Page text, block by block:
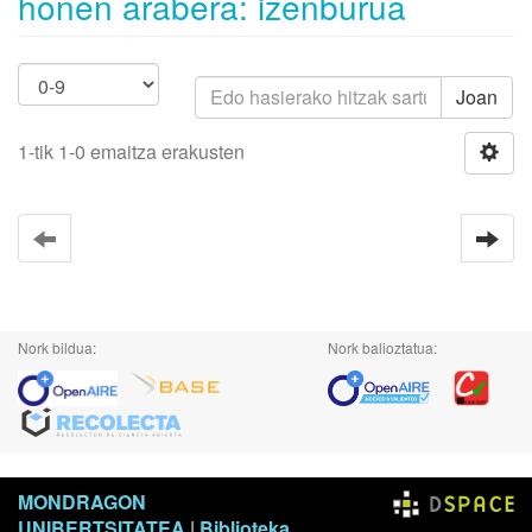
Joan
1-tik 1-0 emaitza erakusten
Nork bildua: Nork balioztatua:
MONDRAGON